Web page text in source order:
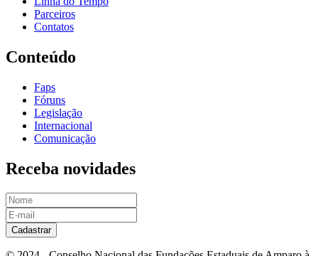
Parceiros
Contatos
Conteúdo
Faps
Fóruns
Legislação
Internacional
Comunicação
Receba novidades
Cadastrar